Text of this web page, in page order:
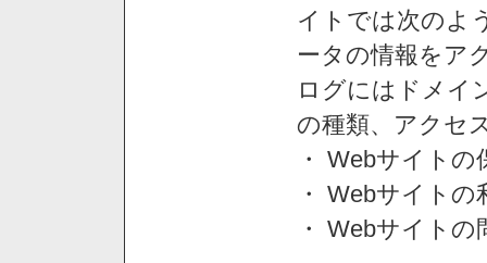
イトでは次のよ
ータの情報をア
ログにはドメイ
の種類、アクセ
・ Webサイトの
・ Webサイト
・ Webサイト